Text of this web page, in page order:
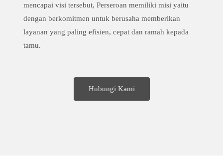
mencapai visi tersebut, Perseroan memiliki misi yaitu
dengan berkomitmen untuk berusaha memberikan
layanan yang paling efisien, cepat dan ramah kepada
tamu.
Hubungi Kami